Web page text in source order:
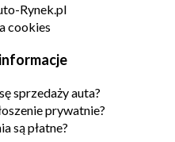
Rynek.pl
cookies
sprzedaży auta?
prywatnie?
są płatne?